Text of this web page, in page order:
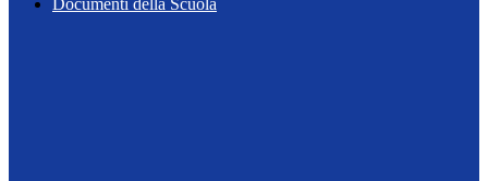
Documenti della Scuola